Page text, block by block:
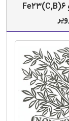
ترجمه مقاله مکانیزم تحول در (Fe3(B,C و Fe23(C,B)6